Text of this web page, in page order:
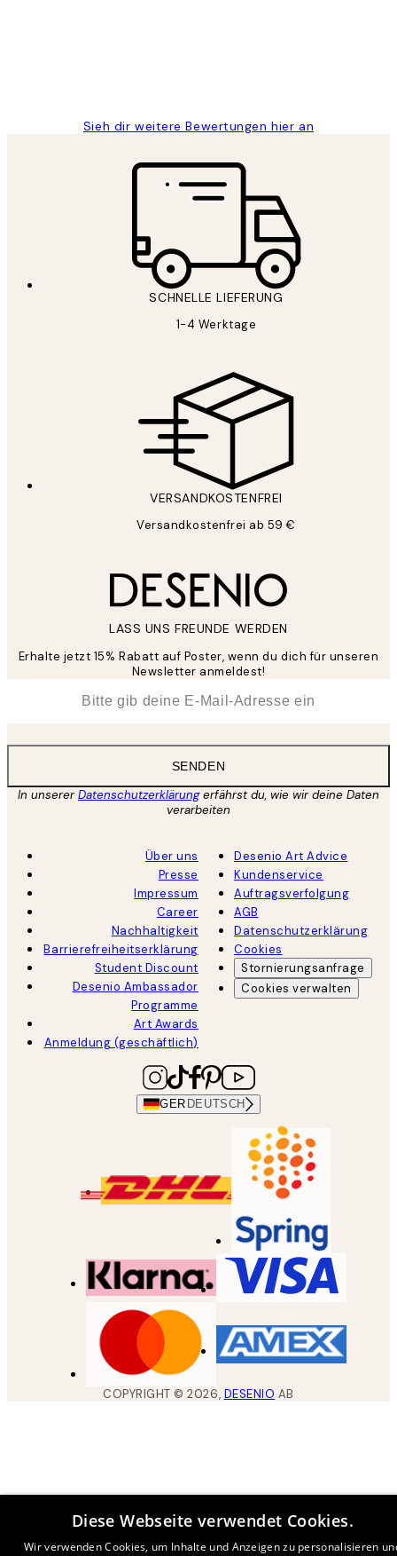
Sieh dir weitere Bewertungen hier an
SCHNELLE LIEFERUNG
1-4 Werktage
VERSANDKOSTENFREI
Versandkostenfrei ab 59 €
LASS UNS FREUNDE WERDEN
Erhalte jetzt 15% Rabatt auf Poster, wenn du dich für unseren
Newsletter anmeldest!
SENDEN
In unsererDatenschutzerklärungerfährst du, wie wir deine Daten
verarbeiten
Über uns
Presse
Impressum
Career
Nachhaltigkeit
Barrierefreiheitserklärung
Student Discount
Desenio Ambassador
Programme
Art Awards
Anmeldung (geschäftlich)
Desenio Art Advice
Kundenservice
Auftragsverfolgung
AGB
Datenschutzerklärung
Cookies
Stornierungsanfrage
Cookies verwalten
GER DEUTSCH
COPYRIGHT ©2026, DESENIO AB
Diese Webseite verwendet Cookies.
Wir verwenden Cookies, um Inhalte und Anzeigen zu personalisieren